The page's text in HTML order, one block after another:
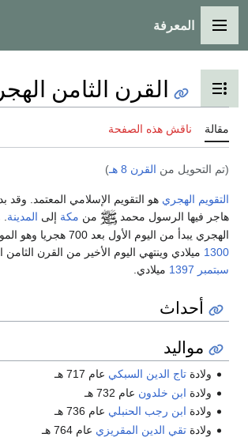
القائمة الرئيسية
المعرفة
تبديل عرض جدول المحتويات
القرن الثامن
مقالة ناقش هذه الصفحة
(تم التحويل من القرن 8 هـ )
التقويم الهجري هو التقويم الإسلامي المعتمد. وقد
هاجر فيها الرسول محمد
من مكة إلى المدينة
الهجري يبدأ من اليوم الأول بعد 700 هجريا وهو الموافق
1300 ميلادي وينتهي اليوم الأخير من القرن
سبتمبر 1397 ميلادي.
أحداث
مواليد
ولادةتاج الدين السبكي عام 717 هـ
ولادة ابن خلدون عام 732 هـ
ولادة ابن رجب الحنبلي عام 736 هـ
ولادةتقي الدين المقريزي عام 764 هـ